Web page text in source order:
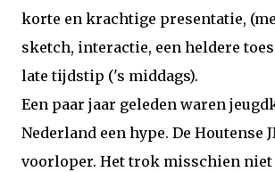
korte en krachtige presentatie,
sketch, interactie, een heldere
late tijdstip ('s middags).
Een paar jaar geleden waren
Nederland een hype. De Houtense
voorloper. Het trok misschien niet